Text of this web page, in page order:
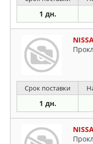
1 дн.
Срок поставки
1 дн.